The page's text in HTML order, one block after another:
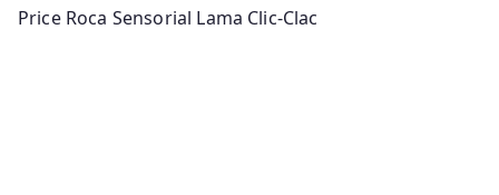
Price Roca Sensorial Lama Clic-Clac